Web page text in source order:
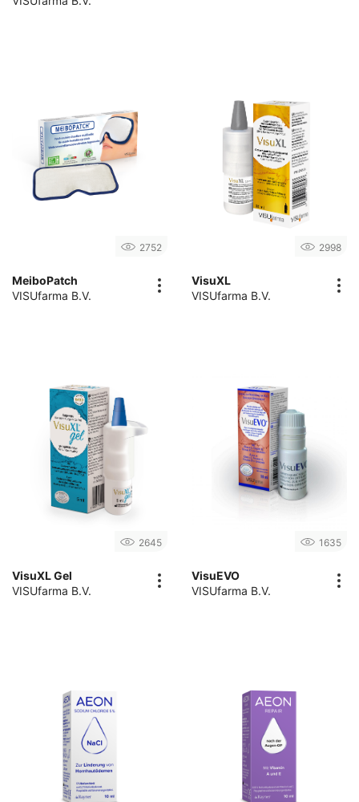
2752
MeiboPatch
VISUfarma B.V.
2998
VisuXL
VISUfarma B.V.
2645
VisuXL Gel
VISUfarma B.V.
1635
VisuEVO
VISUfarma B.V.